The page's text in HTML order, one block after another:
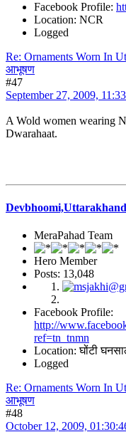
Facebook Profile:
Location: NCR
Logged
Re: Ornaments Worn In
आभूषण
#47
September 27, 2009,
A Wold women wearing
Dwarahaat.
Devbhoomi,Uttarakhand
MeraPahad Team
Hero Member
Posts: 13,048
Facebook Profile:
http://
ref=tn_tnmn
Location: घोंटी
Logged
Re: Ornaments Worn In
आभूषण
#48
October 12, 2009,